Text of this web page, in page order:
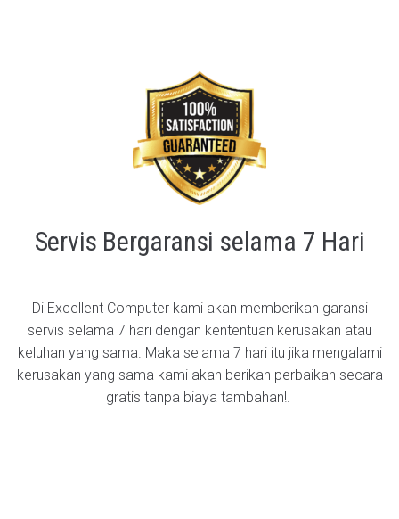
Servis Bergaransi selama 7 Hari
Di Excellent Computer kami akan memberikan garansi
servis selama 7 hari dengan kententuan kerusakan atau
keluhan yang sama. Maka selama 7 hari itu jika mengalami
kerusakan yang sama kami akan berikan perbaikan secara
gratis tanpa biaya tambahan!.